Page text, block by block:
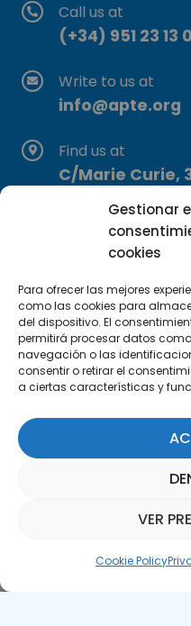
Gestionar
cookies
Para ofrecer las mejores
como las cookies para
del dispositivo. El
permitirá procesar datos
navegación o las
consentir o retirar el
a ciertas características y
VER
Cookie Policy
Call us at
(+34) 951 23 13
Write to us at
info@apte.org
Find us at
C/Marie Curie,
29590
Subscribe